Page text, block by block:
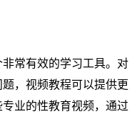
常有效的学习工具。对
，视频教程可以提供更
业的性教育视频，通过